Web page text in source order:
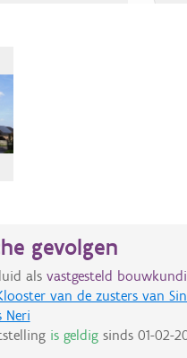
gevolgen
als vastgesteld
van de zusters van
Neri
is geldigsinds 01-02-